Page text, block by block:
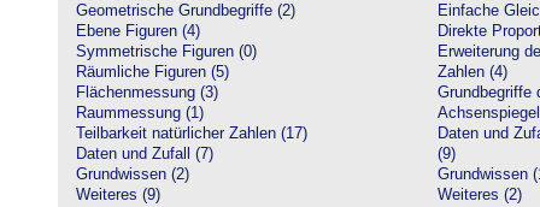
Geometrische Grundbegriffe (2)
Ebene Figuren (4)
Symmetrische Figuren (0)
Räumliche Figuren (5)
Flächenmessung (3)
Raummessung (1)
Teilbarkeit natürlicher Zahlen (17)
Daten und Zufall (7)
Grundwissen (2)
Weiteres (9)
Einfache
Direkte
Erweiterung
Zahlen (4)
Grundbegriffe
Daten und
(9)
Grundwissen
Weiteres (2)